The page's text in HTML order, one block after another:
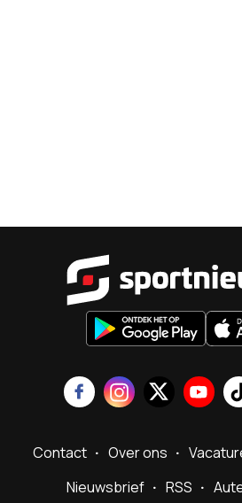
Contact Over ons
Nieuwsbrief
RSS